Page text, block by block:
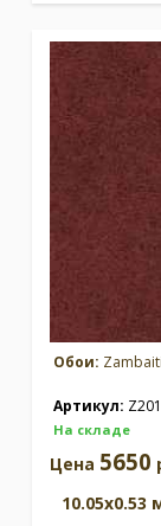
Обои:
Артикул:
На складе
Цена 5650